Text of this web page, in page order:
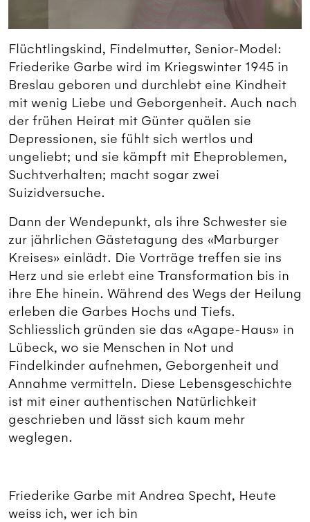
Flüchtlingskind, Findelmutter, Senior-Model:
Friederike Garbe wird im Kriegswinter 1945 in
Breslau geboren und durchlebt eine Kindheit
mit wenig Liebe und Geborgenheit. Auch nach
der frühen Heirat mit Günter quälen sie
Depressionen, sie fühlt sich wertlos und
ungeliebt; und sie kämpft mit Eheproblemen,
Suchtverhalten; macht sogar zwei
Suizidversuche.
Dann der Wendepunkt, als ihre Schwester sie
zur jährlichen Gästetagung des «Marburger
Kreises» einlädt. Die Vorträge treffen sie ins
Herz und sie erlebt eine Transformation bis in
ihre Ehe hinein. Während des Wegs der Heilung
erleben die Garbes Hochs und Tiefs.
Schliesslich gründen sie das «Agape-Haus» in
Lübeck, wo sie Menschen in Not und
Findelkinder aufnehmen, Geborgenheit und
Annahme vermitteln. Diese Lebensgeschichte
ist mit einer authentischen Natürlichkeit
geschrieben und lässt sich kaum mehr
weglegen.
Friederike Garbe mit Andrea Specht, Heute
weiss ich, wer ich bin